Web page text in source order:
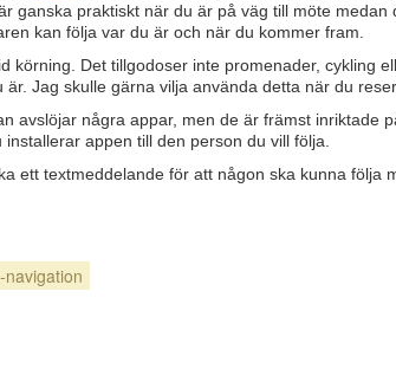
ganska praktiskt när du är på väg till möte
kan följa var du är och när du kommer fram.
körning. Det tillgodoser inte promenader, cykling
är. Jag skulle gärna vilja använda detta när du
avslöjar några appar, men de är främst inriktade
appen till den person du vill följa.
ett textmeddelande för att någon ska kunna följa
navigation